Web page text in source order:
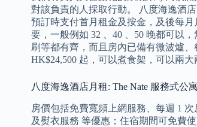
對該負責的人採取行動。 八度海逸酒
預訂時支付首月租金及按金，及後每
要，一般例如 32 、40 、50 晚都可以
刷等都有齊，而且房內已備有微波爐
HK$24,500 起，可以煮食架，可以兩大
八度海逸酒店月租: The Nate 服務式公
房價包括免費寬頻上網服務、每週 1
及熨衣服務 等優惠；住宿期間可免費